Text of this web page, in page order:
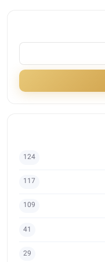
124
117
109
41
29